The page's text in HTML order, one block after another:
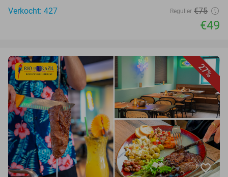
Verkocht: 427
Regulier €75
€49
27%
favorite_border